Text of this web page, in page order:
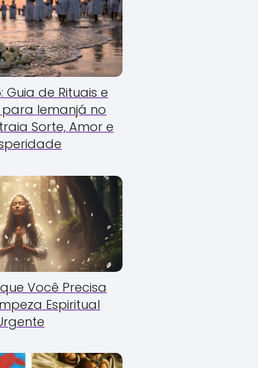
Guia de Rituais e
Iemanjá no
Sorte, Amor e
Você Precisa
Espiritual